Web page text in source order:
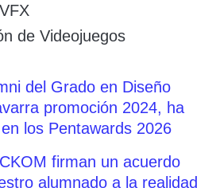
de Videojuegos
del Grado en Diseño
promoción 2024, ha
los Pentawards 2026
firman un acuerdo
alumnado a la realidad